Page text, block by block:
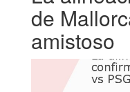
de
amistoso